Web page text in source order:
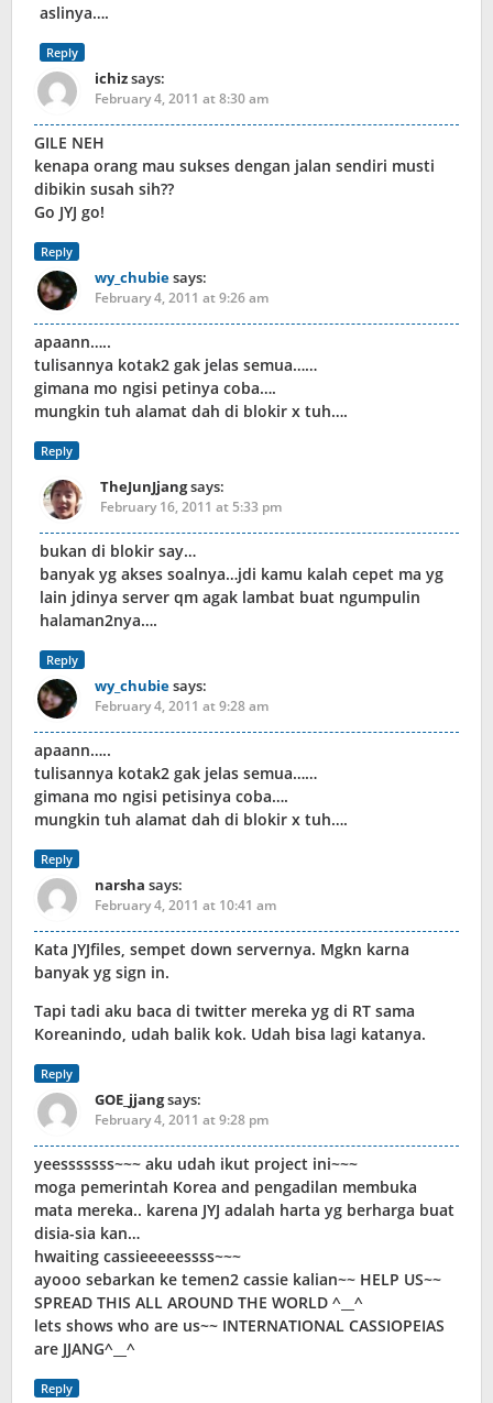
aslinya….
Reply
ichizsays:
February 4, 2011 at 8:30 am
GILE NEH
kenapa orang mau sukses dengan jalan sendiri musti
dibikin susah sih??
Go JYJ go!
Reply
wy_chubiesays:
February 4, 2011 at 9:26 am
apaann…..
tulisannya kotak2 gak jelas semua……
gimana mo ngisi petinya coba….
mungkin tuh alamat dah di blokir x tuh….
Reply
TheJunJjangsays:
February 16, 2011 at 5:33 pm
bukan di blokir say…
banyak yg akses soalnya…jdi kamu kalah cepet ma yg
lain jdinya server qm agak lambat buat ngumpulin
halaman2nya….
Reply
wy_chubiesays:
February 4, 2011 at 9:28 am
apaann…..
tulisannya kotak2 gak jelas semua……
gimana mo ngisi petisinya coba….
mungkin tuh alamat dah di blokir x tuh….
Reply
narsha says:
February 4, 2011 at 10:41 am
Kata JYJfiles, sempet down servernya. Mgkn karna
banyak yg sign in.
Tapi tadi aku baca di twitter mereka yg di RT sama
Koreanindo, udah balik kok. Udah bisa lagi katanya.
Reply
GOE_jjangsays:
February 4, 2011 at 9:28 pm
yeesssssss~~~ aku udah ikut project ini~~~
moga pemerintah Korea and pengadilan membuka
mata mereka.. karena JYJ adalah harta yg berharga buat
disia-sia kan…
hwaiting cassieeeeessss~~~
ayooo sebarkan ke temen2 cassie kalian~~ HELP US~~
SPREAD THIS ALL AROUND THE WORLD ^__^
lets shows who are us~~ INTERNATIONAL CASSIOPEIAS
are JJANG^__^
Reply